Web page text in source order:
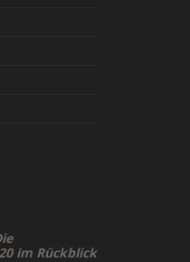
im Rückblick